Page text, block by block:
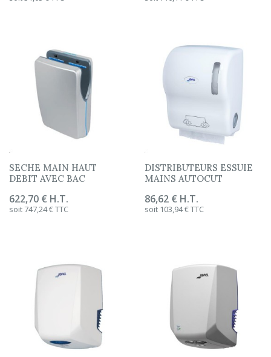
SECHE MAIN HAUT
DEBIT AVEC BAC
Prix
622,70 € H.T.
soit 747,24 € TTC
DISTRIBUTEURS ESSUIE
MAINS AUTOCUT
Prix
86,62 € H.T.
soit 103,94 € TTC